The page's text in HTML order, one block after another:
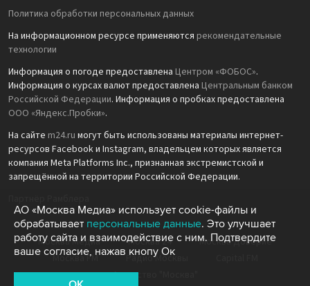
Политика обработки персональных данных
На информационном ресурсе применяются рекомендательные
технологии
Информация о погоде предоставлена Центром «ФОБОС».
Информация о курсах валют предоставлена Центральным банком
Российской Федерации. Информация о пробках предоставлена
ООО «Яндекс.Пробки».
На сайте m24.ru могут быть использованы материалы интернет-
ресурсов Facebook и Instagram, владельцем которых является
компания Meta Platforms Inc., признанная экстремистской и
запрещённой на территории Российской Федерации.
Москва Медиа Москва 24
Москва Доверие
Москва FM
Радио Москвы
Агентство "Москва"
АО «Москва Медиа» использует cookie-файлы и
обрабатывает персональные данные. Это улучшает
работу сайта и взаимодействие с ним. Подтвердите
ваше согласие, нажав кнопу Ок